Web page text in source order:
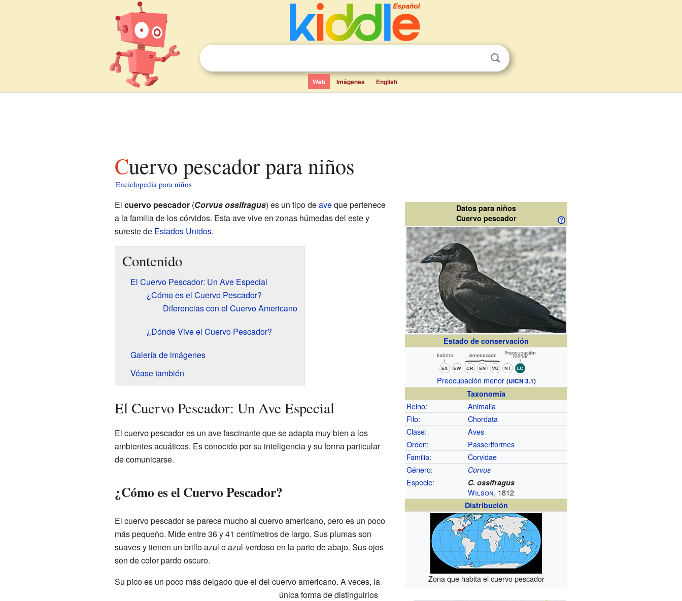
Web Imágenes English
Cuervo pescador para niños
Enciclopedia para niños
Datos para niños
Cuervo pescador
Estado de conservación
Preocupación menor (UICN 3.1)
Taxonomía
Reino:
Animalia
Filo:
Chordata
Clase:
Aves
Orden:
Passeriformes
Familia:
Corvidae
Género: Corvus
Especie: C. ossifragus
Wilson, 1812
Distribución
Zona que habita el cuervo pescador
El cuervo pescador(Corvus ossifragus) es un tipo deaveque pertenece
a la familia de los córvidos. Esta ave vive en zonas húmedas del este y
sureste de Estados Unidos.
Contenido
El Cuervo Pescador: Un Ave Especial
¿Cómo es el Cuervo Pescador?
Diferencias con el Cuervo Americano
¿Dónde Vive el Cuervo Pescador?
Galería de imágenes
Véase también
El Cuervo Pescador: Un Ave Especial
El cuervo pescador es un ave fascinante que se adapta muy bien a los
ambientes acuáticos. Es conocido por su inteligencia y su forma particular
de comunicarse.
¿Cómo es el Cuervo Pescador?
El cuervo pescador se parece mucho al cuervo americano, pero es un poco
más pequeño. Mide entre 36 y 41 centímetros de largo. Sus plumas son
suaves y tienen un brillo azul o azul-verdoso en la parte de abajo. Sus ojos
son de color pardo oscuro.
Su pico es un poco más delgado que el del cuervo americano. A veces, la
única forma de distinguirlos